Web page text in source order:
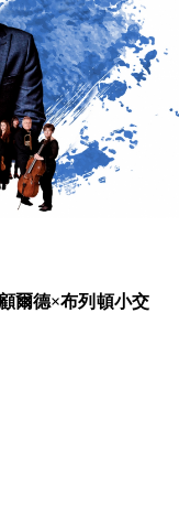
爾德×布列頓小交